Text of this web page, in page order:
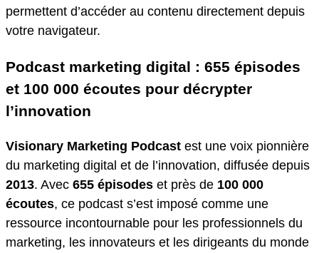
permettent d’accéder au contenu directement depuis
votre navigateur.
Podcast marketing digital : 655 épisodes
et 100 000 écoutes pour décrypter
l’innovation
Visionary Marketing Podcast est une voix pionnière
du marketing digital et de l’innovation, diffusée depuis
2013. Avec 655 épisodes et près de 100 000
écoutes, ce podcast s’est imposé comme une
ressource incontournable pour les professionnels du
marketing, les innovateurs et les dirigeants du monde